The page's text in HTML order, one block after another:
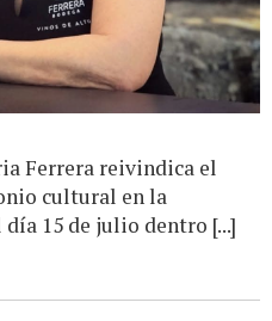
Ferrera reivindica el
cultural en la
15 de julio dentro [...]